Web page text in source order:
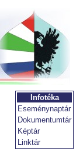
Infotéka
Eseménynaptár
Dokumentumtár
Képtár
Linktár